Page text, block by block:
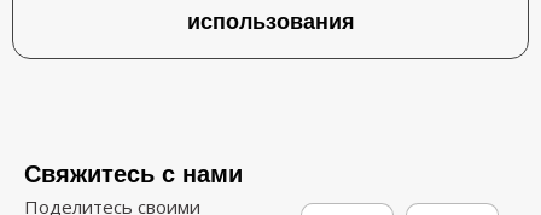
использования
Свяжитесь с нами
Поделитесь своими